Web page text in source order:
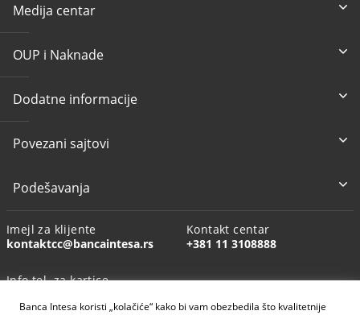
Banca Intesa koristi „kolačiće“ kako bi vam obezbedila što kvalitetnije
Medija centar
OUP i Naknade
Dodatne informacije
Povezani sajtovi
Podešavanja
Imejl za klijente
kontaktcc@bancaintesa.rs
Kontakt centar
+381 11 3108888
Info tel. za kartice